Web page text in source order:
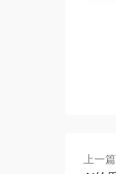
上一篇